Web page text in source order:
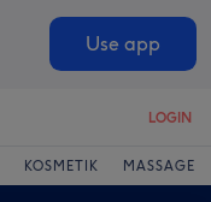
Use app
LOGIN
KOSMETIK MASSAGE